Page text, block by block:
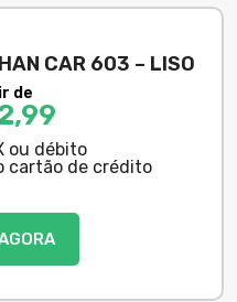
CAR 603 – LISO
de
ou débito
cartão de crédito